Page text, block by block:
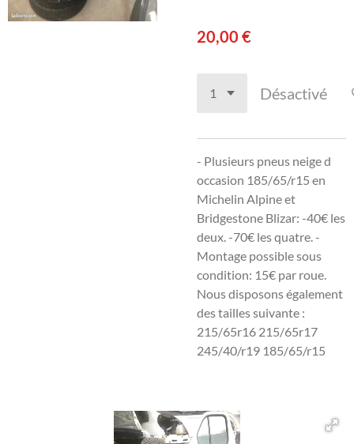
20,00 €
Désactivé
- Plusieurs pneus neige d
occasion 185/65/r15 en
Michelin Alpine et
Bridgestone Blizar: -40€ les
deux. -70€ les quatre. -
Montage possible sous
condition: 15€ par roue.
Nous disposons également
des tailles suivante :
215/65r16 215/65r17
245/40/r19 185/65/r15